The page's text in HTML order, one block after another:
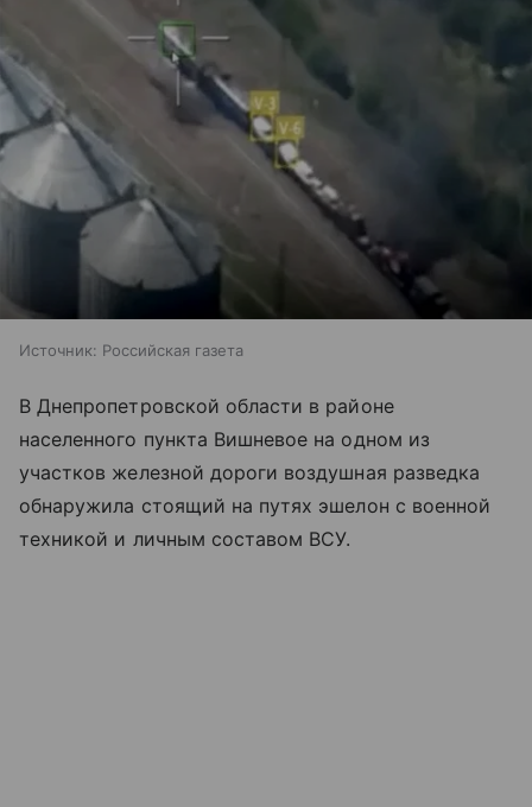
Источник: Российская газета
В Днепропетровской области в районе
населенного пункта Вишневое на одном из
участков железной дороги воздушная разведка
обнаружила стоящий на путях эшелон с военной
техникой и личным составом ВСУ.